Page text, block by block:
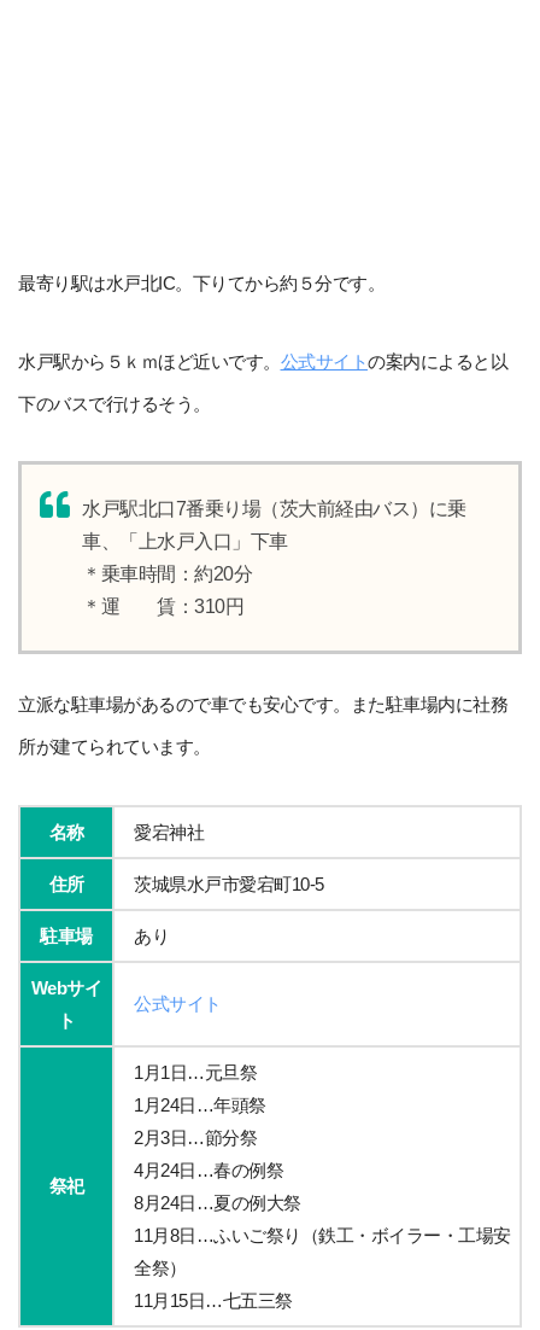
最寄り駅は水戸北IC。下りてから約５分です。
水戸駅から５ｋｍほど近いです。 公式サイトの案内によると以
下のバスで行けるそう。
水戸駅北口7番乗り場（茨大前経由バス）に乗
車、「上水戸入口」下車
＊乗車時間：約20分
＊運 賃：310円
立派な駐車場があるので車でも安心です。また駐車場内に社務
所が建てられています。
名称 愛宕神社
住所 茨城県水戸市愛宕町10-5
駐車場 あり
Webサイ
ト
公式サイト
祭祀
1月1日…元旦祭
1月24日…年頭祭
2月3日…節分祭
4月24日…春の例祭
8月24日…夏の例大祭
11月8日…ふいご祭り（鉄工・ボイラー・工場安
全祭）
11月15日…七五三祭